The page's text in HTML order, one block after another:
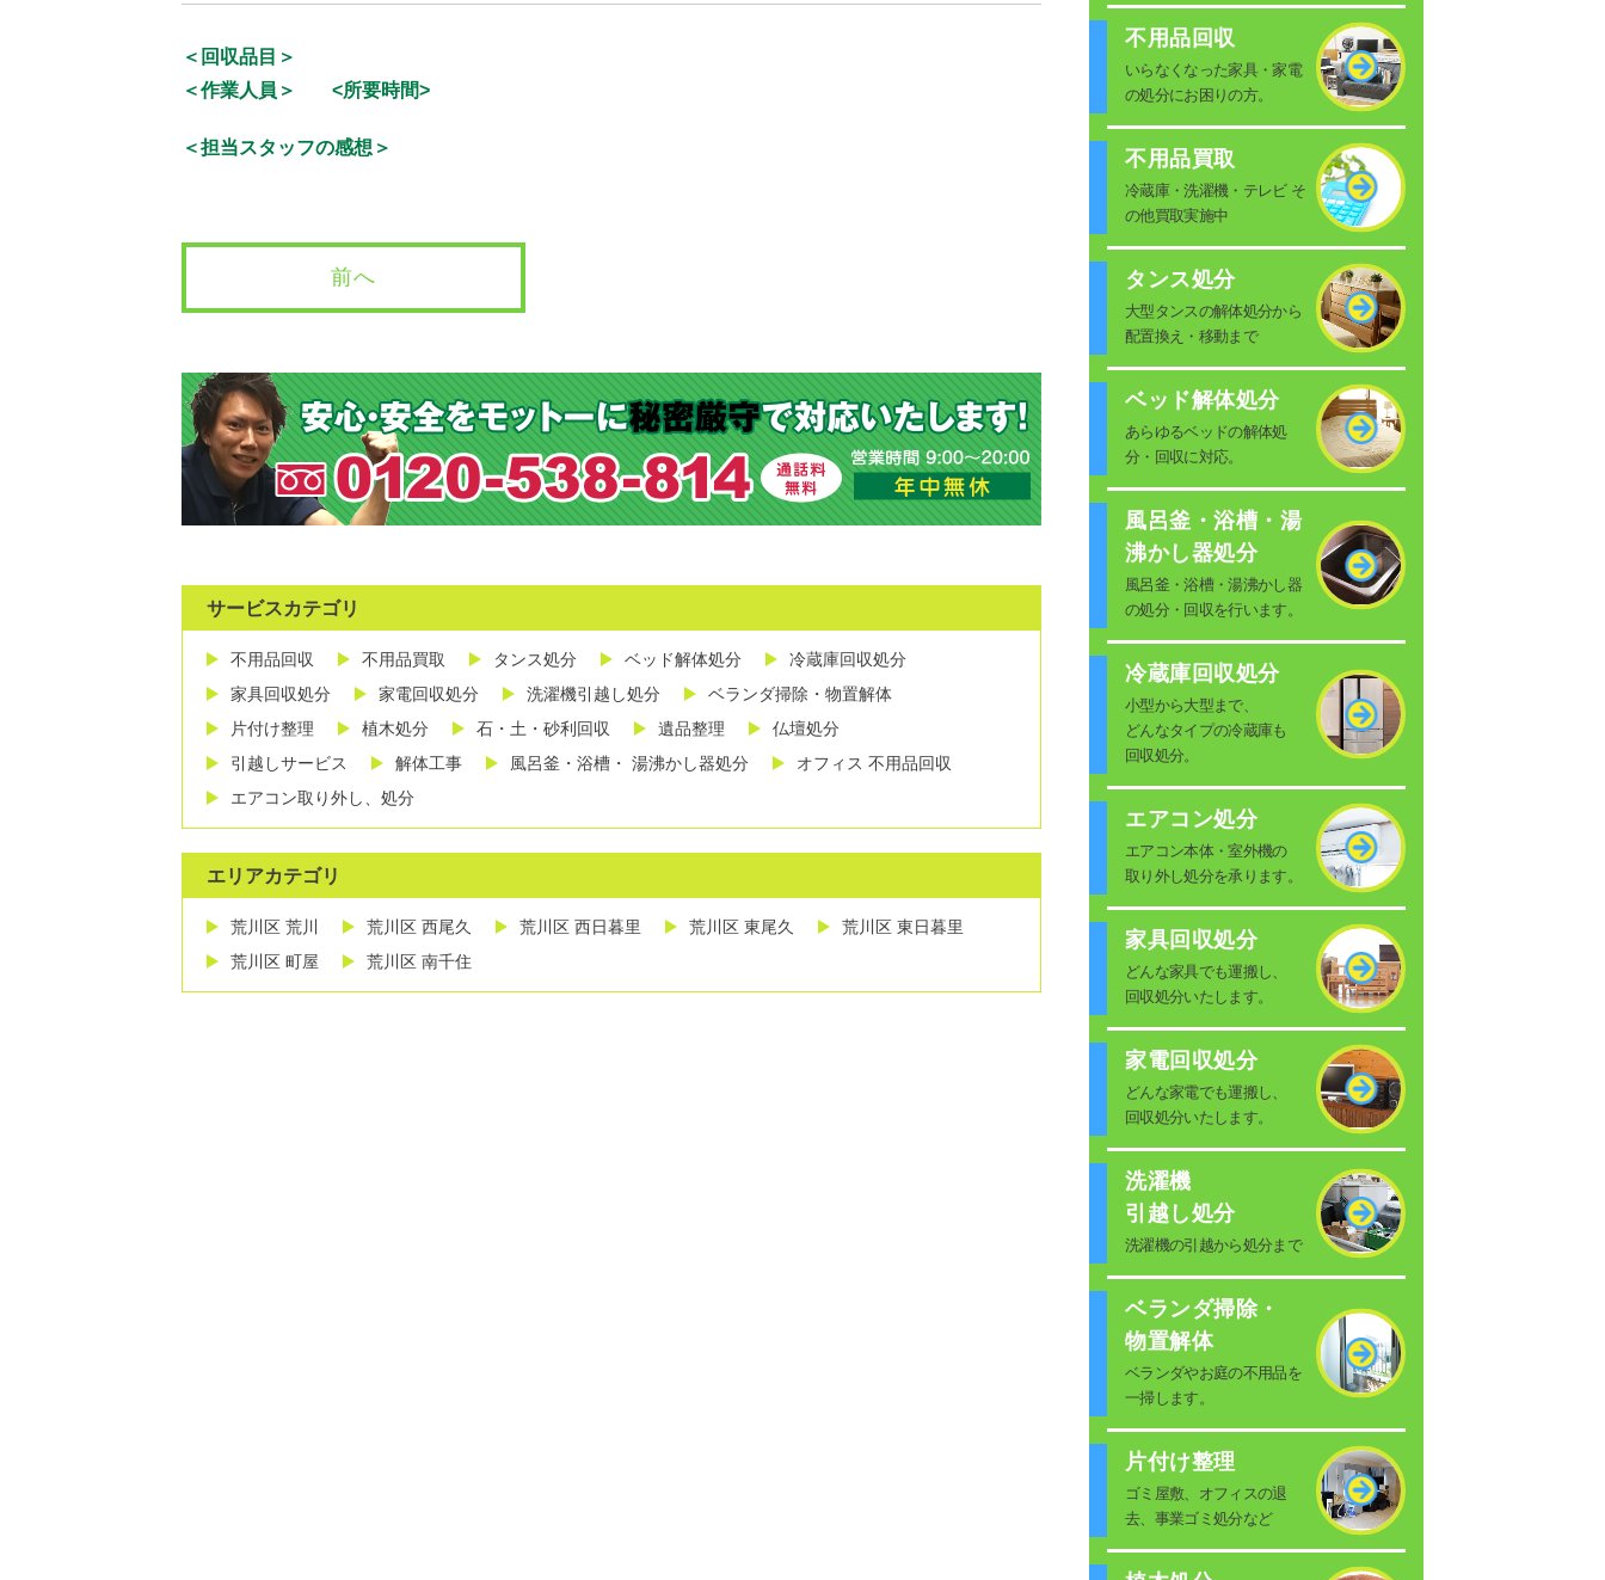
＜回収品目＞
＜作業人員＞
<所要時間>
＜担当スタッフの感想＞
前へ
サービスカテゴリ
不用品回収 不用品買取 タンス処分 ベッド解体処分
冷蔵庫回収処分
家具回収処分
家電回収処分 洗濯機引越し処分
ベランダ掃除・物置解体
片付け整理
植木処分 石・土・砂利回収 遺品整理
仏壇処分
引越しサービス
解体工事 風呂釜・浴槽・ 湯沸かし器処分
オフィス 不用品回収
エアコン取り外し、処分
エリアカテゴリ
荒川区 荒川 荒川区 西尾久 荒川区 西日暮里 荒川区 東尾久
荒川区 東日暮里
荒川区 町屋
荒川区 南千住
不用品回収
いらなくなった家具・家電
の処分にお困りの方。
不用品買取
冷蔵庫・洗濯機・テレビ そ
の他買取実施中
タンス処分
大型タンスの解体処分から
配置換え・移動まで
ベッド解体処分
あらゆるベッドの解体処
分・回収に対応。
風呂釜・浴槽・湯
沸かし器処分
風呂釜・浴槽・湯沸かし器
の処分・回収を行います。
冷蔵庫回収処分
小型から大型まで、
どんなタイプの冷蔵庫も
回収処分。
エアコン処分
エアコン本体・室外機の
取り外し処分を承ります。
家具回収処分
どんな家具でも運搬し、
回収処分いたします。
家電回収処分
どんな家電でも運搬し、
回収処分いたします。
洗濯機
引越し処分
洗濯機の引越から処分まで
ベランダ掃除・
物置解体
ベランダやお庭の不用品を
一掃します。
片付け整理
ゴミ屋敷、オフィスの退
去、事業ゴミ処分など